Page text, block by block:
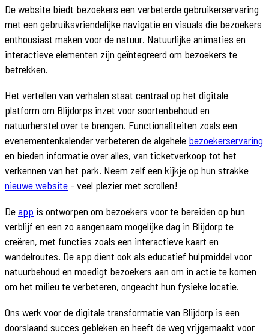
De website biedt bezoekers een verbeterde gebruikerservaring
met een gebruiksvriendelijke navigatie en visuals die bezoekers
enthousiast maken voor de natuur. Natuurlijke animaties en
interactieve elementen zijn geïntegreerd om bezoekers te
betrekken.
Het vertellen van verhalen staat centraal op het digitale
platform om Blijdorps inzet voor soortenbehoud en
natuurherstel over te brengen. Functionaliteiten zoals een
evenementenkalender verbeteren de algehele bezoekerservaring
en bieden informatie over alles, van ticketverkoop tot het
verkennen van het park. Neem zelf een kijkje op hun strakke
nieuwe website - veel plezier met scrollen!
Deapp is ontworpen om bezoekers voor te bereiden op hun
verblijf en een zo aangenaam mogelijke dag in Blijdorp te
creëren, met functies zoals een interactieve kaart en
wandelroutes. De app dient ook als educatief hulpmiddel voor
natuurbehoud en moedigt bezoekers aan om in actie te komen
om het milieu te verbeteren, ongeacht hun fysieke locatie.
Ons werk voor de digitale transformatie van Blijdorp is een
doorslaand succes gebleken en heeft de weg vrijgemaakt voor